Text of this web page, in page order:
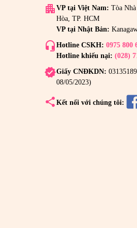
apartment VP tại Việt Nam: Tòa
Hòa, TP. HCM
VP tại Nhật Bản:
headset_mic Hotline CSKH: 0975 800
Hotline khiếu nại: (028)
verifiedGiấy CNĐKDN:
08/05/2023)
share Kết nối với chúng tôi: